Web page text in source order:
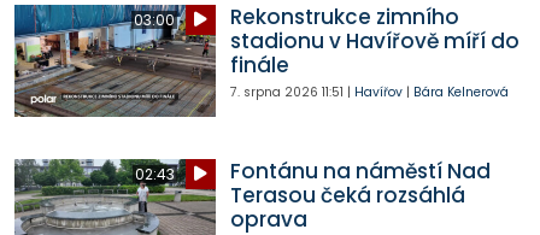
03:00
Rekonstrukce zimního
stadionu v Havířově míří do
finále
7. srpna 2026 11:51 | Havířov| Bára Kelnerová
02:43
Fontánu na náměstí Nad
Terasou čeká rozsáhlá
oprava